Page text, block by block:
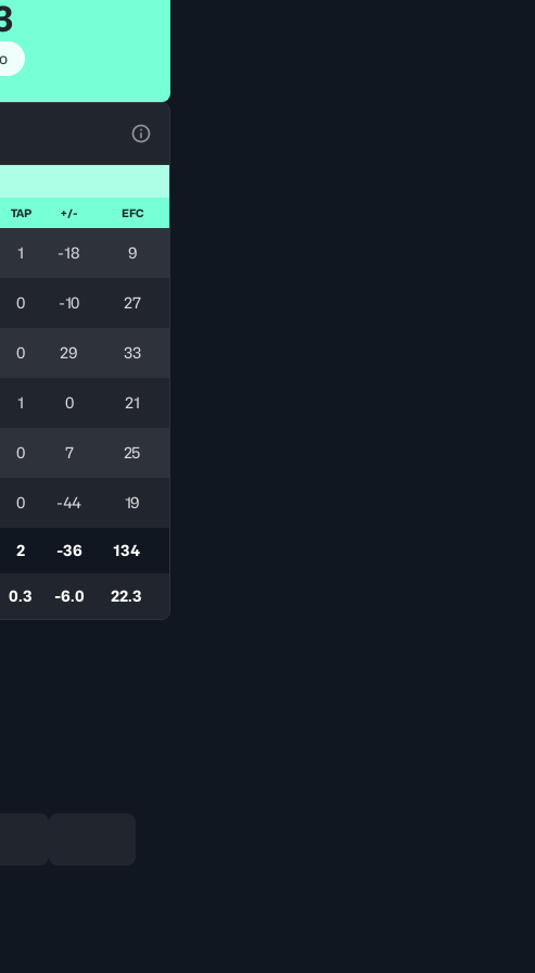
TAP +/- EFC
1 -18 9
0 -10 27
0 29 33
1 0 21
0 7 25
0 -44 19
2 -36 134
0.3 -6.0 22.3